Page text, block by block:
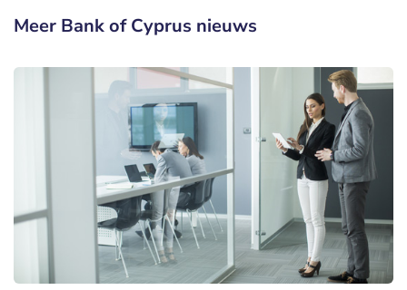
Meer Bank of Cyprus nieuws